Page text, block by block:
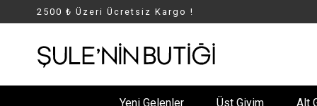
2500 ₺ Üzeri Ücretsiz Kargo !
Yeni Gelenler Üst Giyim Alt